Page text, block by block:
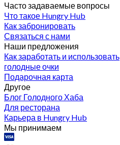
Часто задаваемые вопросы
Что такое Hungry Hub
Как забронировать
Связаться с нами
Наши предложения
Как заработать и использовать
голодные очки
Подарочная карта
Другое
Блог Голодного Хаба
Для ресторана
Карьера в Hungry Hub
Мы принимаем